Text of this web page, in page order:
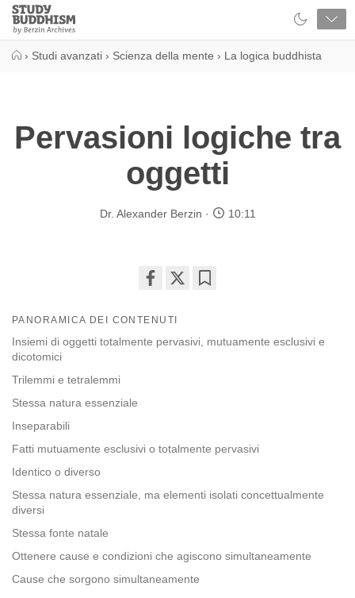
Close
Study
Buddhism
› Studi avanzati › Scienza della mente › La logica buddhista
Pervasioni logiche tra
oggetti
Dr. Alexander Berzin 10:11
on
facebook
PANORAMICA DEI CONTENUTI
Insiemi di oggetti totalmente pervasivi, mutuamente esclusivi e
dicotomici
Trilemmi e tetralemmi
Stessa natura essenziale
Inseparabili
Fatti mutuamente esclusivi o totalmente pervasivi
Identico o diverso
Stessa natura essenziale, ma elementi isolati concettualmente
diversi
Stessa fonte natale
Ottenere cause e condizioni che agiscono simultaneamente
Cause che sorgono simultaneamente